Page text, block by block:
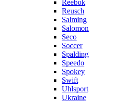
Reebok
Reusch
Salming
Salomon
Seco
Soccer
Spalding
Speedo
Spokey
Swift
Uhlsport
Ukraine